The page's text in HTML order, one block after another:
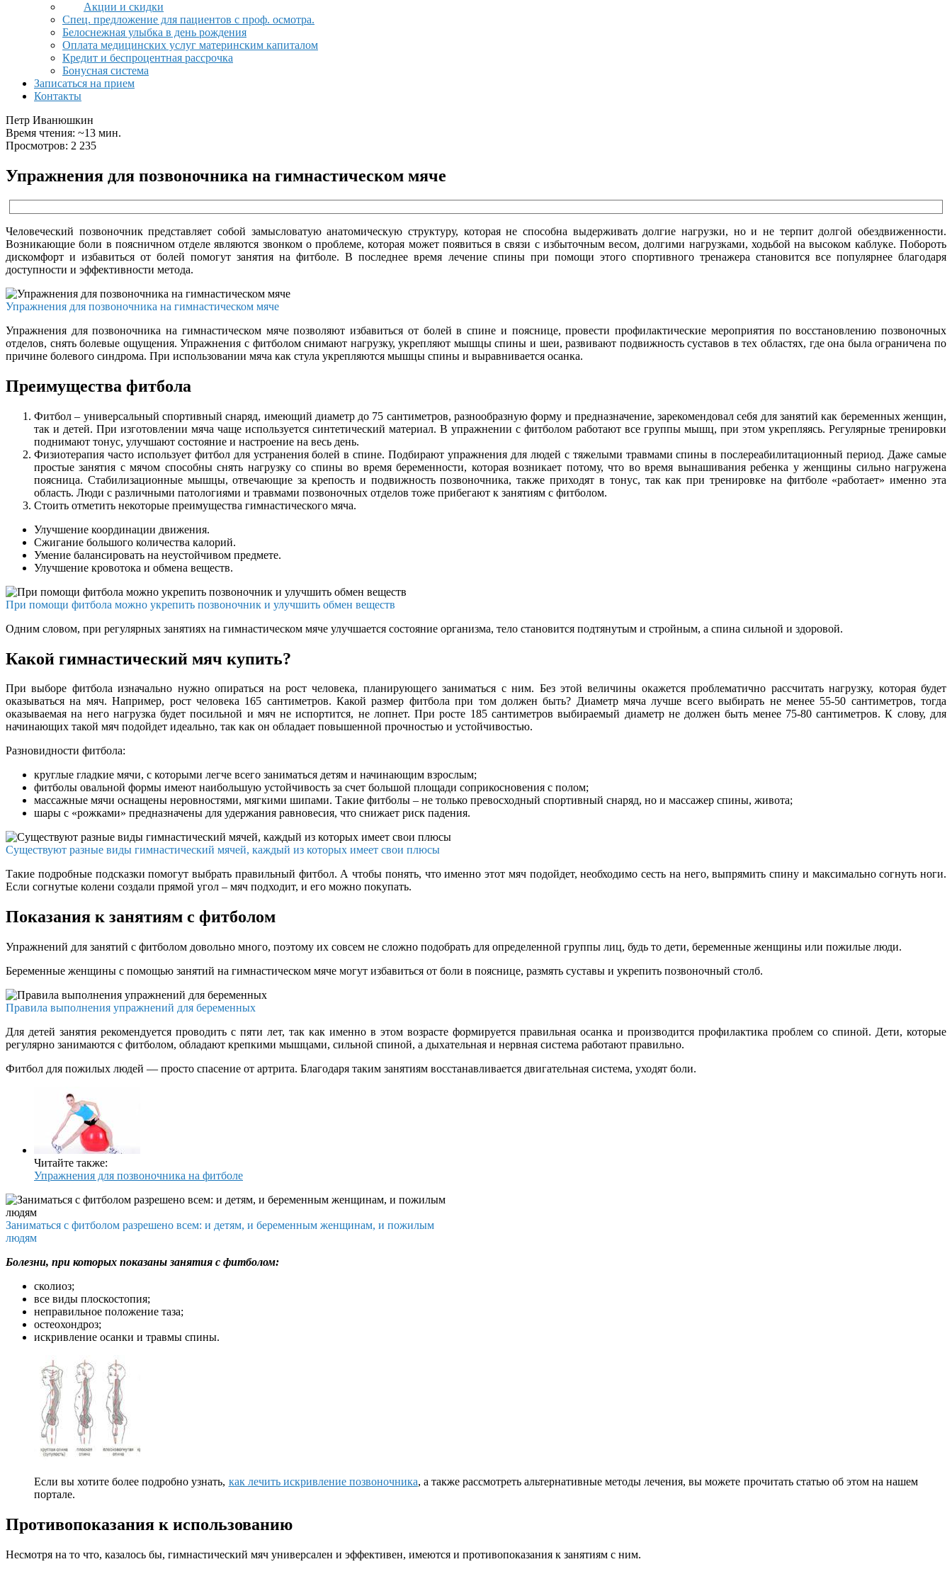
Акции и скидки
Спец. предложение для пациентов с проф. осмотра.
Белоснежная улыбка в день рождения
Оплата медицинских услуг материнским капиталом
Кредит и беспроцентная рассрочка
Бонусная система
Записаться на прием
Контакты
Петр Иванюшкин
Время чтения: ~13 мин.
Просмотров: 2 235
Упражнения для позвоночника на гимнастическом мяче
Человеческий позвоночник представляет собой замысловатую анатомическую структуру, которая не способна выдерживать долгие нагрузки, но и не терпит долгой обездвиженности.
Возникающие боли в поясничном отделе являются звонком о проблеме, которая может появиться в связи с избыточным весом, долгими нагрузками, ходьбой на высоком каблуке. Побороть
дискомфорт и избавиться от болей помогут занятия на фитболе. В последнее время лечение спины при помощи этого спортивного тренажера становится все популярнее благодаря
доступности и эффективности метода.
Упражнения для позвоночника на гимнастическом мяче
Упражнения для позвоночника на гимнастическом мяче позволяют избавиться от болей в спине и пояснице, провести профилактические мероприятия по восстановлению позвоночных
отделов, снять болевые ощущения. Упражнения с фитболом снимают нагрузку, укрепляют мышцы спины и шеи, развивают подвижность суставов в тех областях, где она была ограничена по
причине болевого синдрома. При использовании мяча как стула укрепляются мышцы спины и выравнивается осанка.
Преимущества фитбола
Фитбол – универсальный спортивный снаряд, имеющий диаметр до 75 сантиметров, разнообразную форму и предназначение, зарекомендовал себя для занятий как беременных женщин,
так и детей. При изготовлении мяча чаще используется синтетический материал. В упражнении с фитболом работают все группы мышц, при этом укрепляясь. Регулярные тренировки
поднимают тонус, улучшают состояние и настроение на весь день.
Физиотерапия часто использует фитбол для устранения болей в спине. Подбирают упражнения для людей с тяжелыми травмами спины в послереабилитационный период. Даже самые
простые занятия с мячом способны снять нагрузку со спины во время беременности, которая возникает потому, что во время вынашивания ребенка у женщины сильно нагружена
поясница. Стабилизационные мышцы, отвечающие за крепость и подвижность позвоночника, также приходят в тонус, так как при тренировке на фитболе «работает» именно эта
область. Люди с различными патологиями и травмами позвоночных отделов тоже прибегают к занятиям с фитболом.
Стоить отметить некоторые преимущества гимнастического мяча.
Улучшение координации движения.
Сжигание большого количества калорий.
Умение балансировать на неустойчивом предмете.
Улучшение кровотока и обмена веществ.
При помощи фитбола можно укрепить позвоночник и улучшить обмен веществ
Одним словом, при регулярных занятиях на гимнастическом мяче улучшается состояние организма, тело становится подтянутым и стройным, а спина сильной и здоровой.
Какой гимнастический мяч купить?
При выборе фитбола изначально нужно опираться на рост человека, планирующего заниматься с ним. Без этой величины окажется проблематично рассчитать нагрузку, которая будет
оказываться на мяч. Например, рост человека 165 сантиметров. Какой размер фитбола при том должен быть? Диаметр мяча лучше всего выбирать не менее 55-50 сантиметров, тогда
оказываемая на него нагрузка будет посильной и мяч не испортится, не лопнет. При росте 185 сантиметров выбираемый диаметр не должен быть менее 75-80 сантиметров. К слову, для
начинающих такой мяч подойдет идеально, так как он обладает повышенной прочностью и устойчивостью.
Разновидности фитбола:
круглые гладкие мячи, с которыми легче всего заниматься детям и начинающим взрослым;
фитболы овальной формы имеют наибольшую устойчивость за счет большой площади соприкосновения с полом;
массажные мячи оснащены неровностями, мягкими шипами. Такие фитболы – не только превосходный спортивный снаряд, но и массажер спины, живота;
шары с «рожками» предназначены для удержания равновесия, что снижает риск падения.
Существуют разные виды гимнастический мячей, каждый из которых имеет свои плюсы
Такие подробные подсказки помогут выбрать правильный фитбол. А чтобы понять, что именно этот мяч подойдет, необходимо сесть на него, выпрямить спину и максимально согнуть ноги.
Если согнутые колени создали прямой угол – мяч подходит, и его можно покупать.
Показания к занятиям с фитболом
Упражнений для занятий с фитболом довольно много, поэтому их совсем не сложно подобрать для определенной группы лиц, будь то дети, беременные женщины или пожилые люди.
Беременные женщины с помощью занятий на гимнастическом мяче могут избавиться от боли в пояснице, размять суставы и укрепить позвоночный столб.
Правила выполнения упражнений для беременных
Для детей занятия рекомендуется проводить с пяти лет, так как именно в этом возрасте формируется правильная осанка и производится профилактика проблем со спиной. Дети, которые
регулярно занимаются с фитболом, обладают крепкими мышцами, сильной спиной, а дыхательная и нервная система работают правильно.
Фитбол для пожилых людей — просто спасение от артрита. Благодаря таким занятиям восстанавливается двигательная система, уходят боли.
Читайте также:
Упражнения для позвоночника на фитболе
Заниматься с фитболом разрешено всем: и детям, и беременным женщинам, и пожилым
людям
Болезни, при которых показаны занятия с фитболом:
сколиоз;
все виды плоскостопия;
неправильное положение таза;
остеохондроз;
искривление осанки и травмы спины.
Если вы хотите более подробно узнать, как лечить искривление позвоночника, а также рассмотреть альтернативные методы лечения, вы можете прочитать статью об этом на нашем
портале.
Противопоказания к использованию
Несмотря на то что, казалось бы, гимнастический мяч универсален и эффективен, имеются и противопоказания к занятиям с ним.